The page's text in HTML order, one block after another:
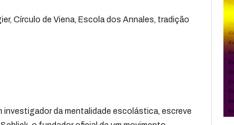
Círculo de Viena, Escola dos Annales, tradição
investigador da mentalidade escolástica, escreve